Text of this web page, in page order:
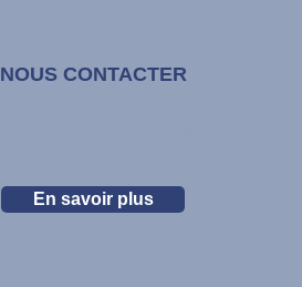
NOUS CONTACTER
En savoir plus